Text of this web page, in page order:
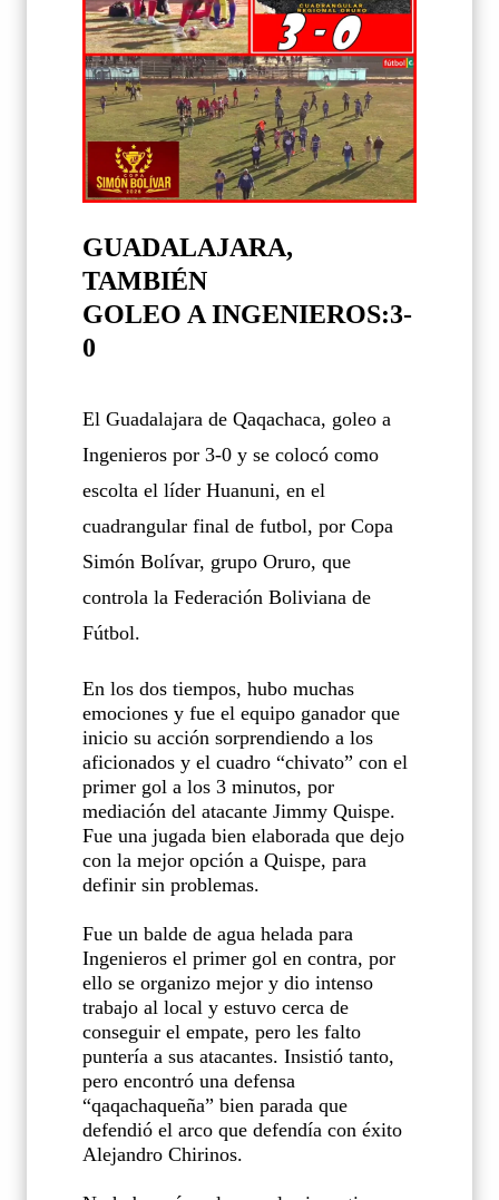
GUADALAJARA,
TAMBIÉN
GOLEO A INGENIEROS:3-
0
El Guadalajara de Qaqachaca, goleo a
Ingenieros por 3-0 y se colocó como
escolta el líder Huanuni, en el
cuadrangular final de futbol, por Copa
Simón Bolívar, grupo Oruro, que
controla la Federación Boliviana de
Fútbol.
En los dos tiempos, hubo muchas
emociones y fue el equipo ganador que
inicio su acción sorprendiendo a los
aficionados y el cuadro “chivato” con el
primer gol a los 3 minutos, por
mediación del atacante Jimmy Quispe.
Fue una jugada bien elaborada que dejo
con la mejor opción a Quispe, para
definir sin problemas.
Fue un balde de agua helada para
Ingenieros el primer gol en contra, por
ello se organizo mejor y dio intenso
trabajo al local y estuvo cerca de
conseguir el empate, pero les falto
puntería a sus atacantes. Insistió tanto,
pero encontró una defensa
“qaqachaqueña” bien parada que
defendió el arco que defendía con éxito
Alejandro Chirinos.